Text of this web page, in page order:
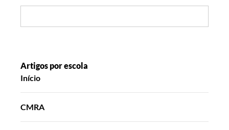
Artigos por escola
Início
CMRA